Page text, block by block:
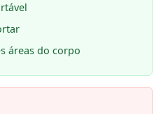
áreas do corpo